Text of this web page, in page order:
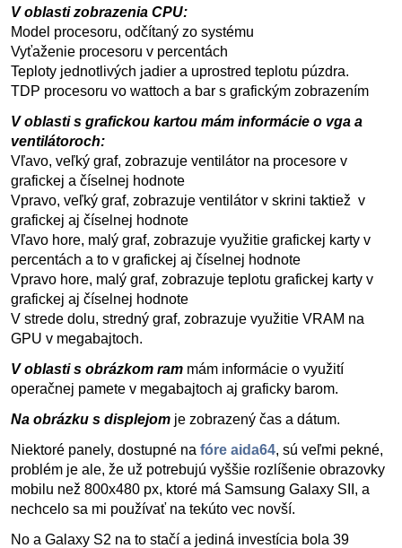
V oblasti zobrazenia CPU:
Model procesoru, odčítaný zo systému
Vyťaženie procesoru v percentách
Teploty jednotlivých jadier a uprostred teplotu púzdra.
TDP procesoru vo wattoch a bar s grafickým zobrazením
V oblasti s grafickou kartou mám informácie o vga a
ventilátoroch:
Vľavo, veľký graf, zobrazuje ventilátor na procesore v
grafickej a číselnej hodnote
Vpravo, veľký graf, zobrazuje ventilátor v skrini taktiež v
grafickej aj číselnej hodnote
Vľavo hore, malý graf, zobrazuje využitie grafickej karty v
percentách a to v grafickej aj číselnej hodnote
Vpravo hore, malý graf, zobrazuje teplotu grafickej karty v
grafickej aj číselnej hodnote
V strede dolu, stredný graf, zobrazuje využitie VRAM na
GPU v megabajtoch.
V oblasti s obrázkom ram mám informácie o využití
operačnej pamete v megabajtoch aj graficky barom.
Na obrázku s displejom je zobrazený čas a dátum.
Niektoré panely, dostupné na fóre aida64, sú veľmi pekné,
problém je ale, že už potrebujú vyššie rozlíšenie obrazovky
mobilu než 800x480 px, ktoré má Samsung Galaxy SII, a
nechcelo sa mi používať na tekúto vec novší.
No a Galaxy S2 na to stačí a jediná investícia bola 39